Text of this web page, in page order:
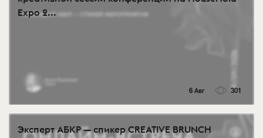
Expo 2...
6 Авг 301
Эксперт АБКР — спикер CREATIVE BRUNCH